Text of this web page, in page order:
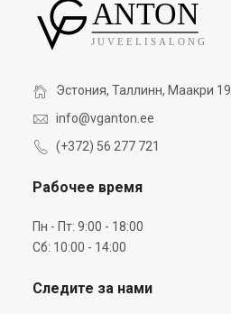
Эстония, Таллинн, Маакри 19
info@vganton.ee
(+372) 56 277 721
Рабочее время
Пн - Пт: 9:00 - 18:00
Сб: 10:00 - 14:00
Следите за нами